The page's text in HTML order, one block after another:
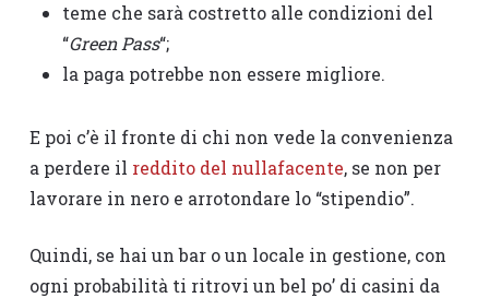
teme che sarà costretto alle condizioni del
“Green Pass“;
la paga potrebbe non essere migliore.
E poi c’è il fronte di chi non vede la convenienza
a perdere il reddito del nullafacente, se non per
lavorare in nero e arrotondare lo “stipendio”.
Quindi, se hai un bar o un locale in gestione, con
ogni probabilità ti ritrovi un bel po’ di casini da